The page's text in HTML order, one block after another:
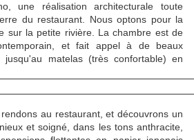
une réalisation architecturale toute
du restaurant. Nous optons pour la
sur la petite rivière. La chambre est de
et fait appel à de beaux
jusqu'au matelas (très confortable) en
au restaurant, et découvrons un
et soigné, dans les tons anthracite,